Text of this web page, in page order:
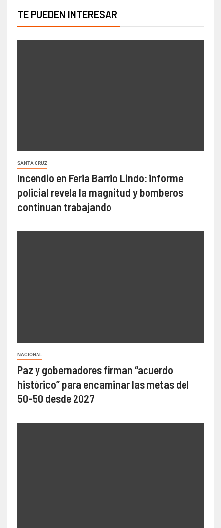
TE PUEDEN INTERESAR
SANTA CRUZ
Incendio en Feria Barrio Lindo: informe
policial revela la magnitud y bomberos
continuan trabajando
NACIONAL
Paz y gobernadores firman “acuerdo
histórico” para encaminar las metas del
50-50 desde 2027